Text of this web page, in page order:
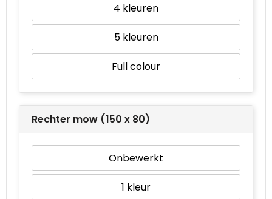
4
5
Full colour
Rechter mow (150 x 80)
Onbewerkt
1